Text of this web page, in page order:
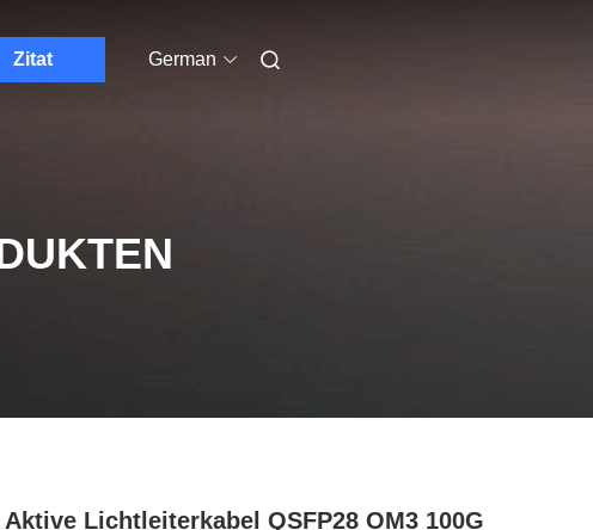
Zitat German
Aktive Lichtleiterkabel QSFP28 OM3 100G